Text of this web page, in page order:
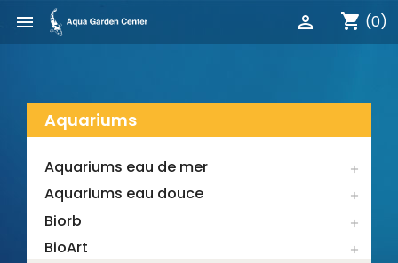
 shopping_cart (0)

Aquariums
Aquariums eau de mer 
Aquariums eau douce 
Biorb 
BioArt 